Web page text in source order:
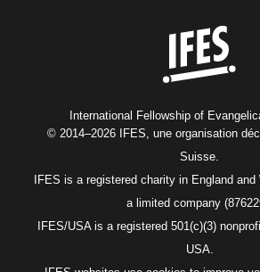
International Fellowship of
© 2014–2026 IFES, une organisation
Suisse.
IFES is a registered charity in England and
a limited company
IFES/USA is a registered 501(c)(3)
USA.